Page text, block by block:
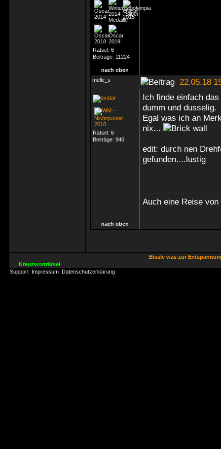
Rätsel: 6
Beiträge: 11224
nach oben
melle_s
22.05.18
Rätsel: 6
Beiträge: 940
Ich finde einfach
dumm und dusselig.
Egal was ich an
nix...
edit: durch nen
gefunden....lustig
Auch eine Reise
nach oben
Bissle was zur
Kreuzworträtsel
Support Impressum Datenschutzerklärung